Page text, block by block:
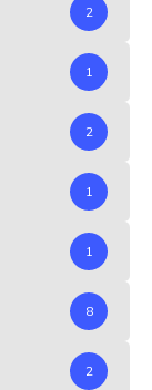
2
1
2
1
1
8
2